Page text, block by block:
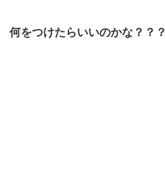
何をつけたらいいのかな？？？